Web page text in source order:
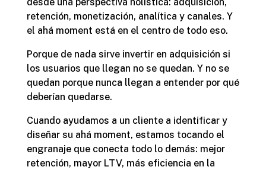
retención, monetización, analítica y canales. Y
el ahá moment está en el centro de todo eso.
Porque de nada sirve invertir en adquisición si
los usuarios que llegan no se quedan. Y no se
quedan porque nunca llegan a entender por qué
deberían quedarse.
Cuando ayudamos a un cliente a identificar y
diseñar su ahá moment, estamos tocando el
engranaje que conecta todo lo demás: mejor
retención, mayor LTV, más eficiencia en la